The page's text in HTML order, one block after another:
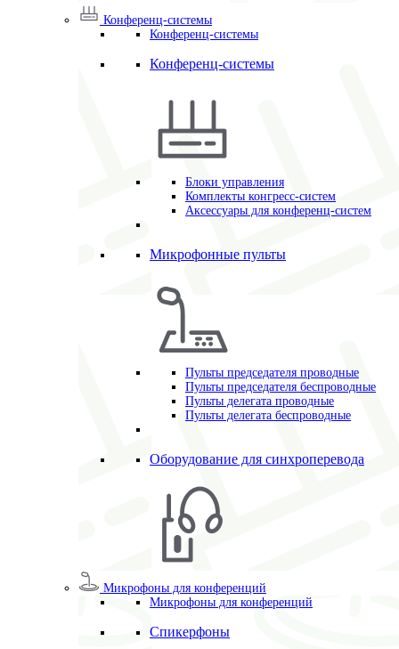
Конференц-системы
Конференц-системы
Конференц-системы
Блоки управления
Комплекты конгресс-систем
Аксессуары для конференц-систем
Микрофонные пульты
Пульты председателя проводные
Пульты председателя беспроводные
Пульты делегата проводные
Пульты делегата беспроводные
Оборудование для синхроперевода
Микрофоны для конференций
Микрофоны для конференций
Спикерфоны